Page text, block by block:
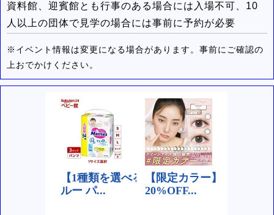
資料館、迎賓館とも行事のある場合には入場不可、10
人以上の団体で見学の場合には事前に予約が必要
※イベント情報は変更になる場合があります。事前にご確認の
上おでかけください。